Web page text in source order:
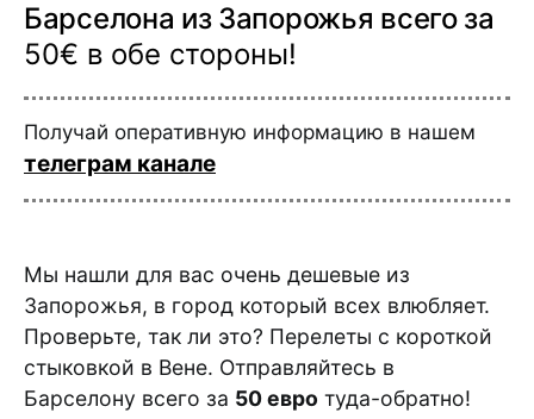
Барселона из Запорожья всего за
50€ в обе стороны!
Получай оперативную информацию в нашем
телеграм канале
Мы нашли для вас очень дешевые из
Запорожья, в город который всех влюбляет.
Проверьте, так ли это? Перелеты с короткой
стыковкой в Вене. Отправляйтесь в
Барселону всего за 50 евро туда-обратно!